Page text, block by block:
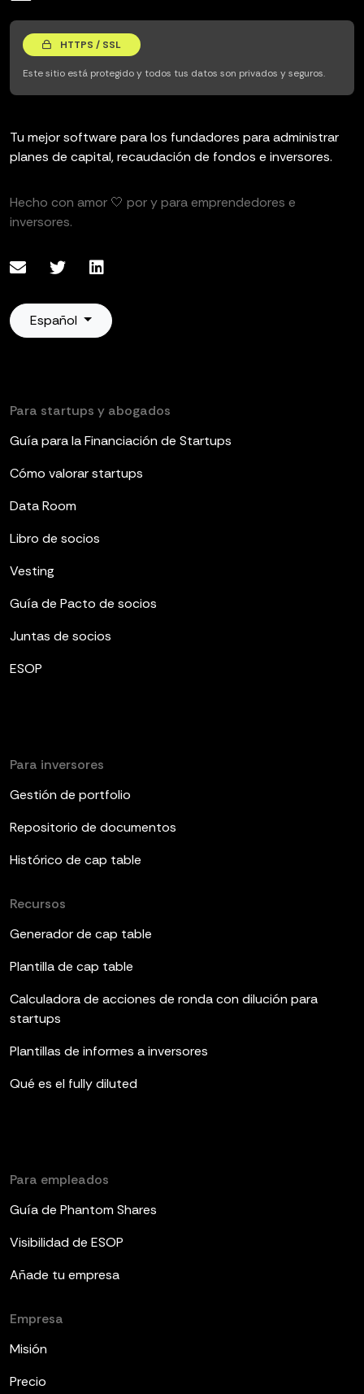
HTTPS / SSL
Este sitio está protegido y todos tus datos son privados y seguros.
Tu mejor software para los fundadores para administrar
planes de capital, recaudación de fondos e inversores.
Hecho con amor 🤍 por y para emprendedores e
inversores.
Español
Para startups y abogados
Guía para la Financiación de Startups
Cómo valorar startups
Data Room
Libro de socios
Vesting
Guía de Pacto de socios
Juntas de socios
ESOP
Para inversores
Gestión de portfolio
Repositorio de documentos
Histórico de cap table
Recursos
Generador de cap table
Plantilla de cap table
Calculadora de acciones de ronda con dilución para
startups
Plantillas de informes a inversores
Qué es el fully diluted
Para empleados
Guía de Phantom Shares
Visibilidad de ESOP
Añade tu empresa
Empresa
Misión
Precio